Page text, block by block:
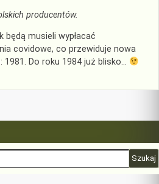
producentów.
będą musieli wypłacać
covidowe, co przewiduje nowa
1981. Do roku 1984 już blisko…